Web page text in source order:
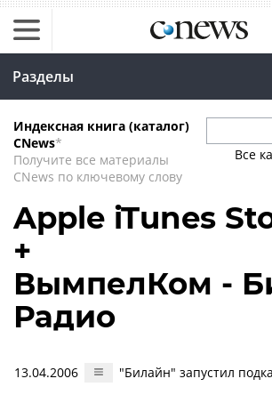
Разделы
Индексная книга (каталог)
CNews*
Получите все материалы
CNews по ключевому слову
Все
Apple iTunes
+
ВымпелКом -
Радио
13.04.2006 "Билайн" запустил